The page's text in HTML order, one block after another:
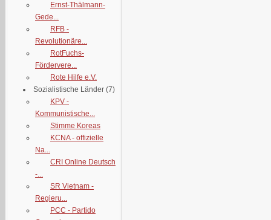
Ernst-Thälmann-
Gede...
RFB -
Revolutionäre...
RotFuchs-
Fördervere...
Rote Hilfe e.V.
Sozialistische Länder (7)
KPV -
Kommunistische...
Stimme Koreas
KCNA - offizielle
Na...
CRI Online Deutsch
-...
SR Vietnam -
Regieru...
PCC - Partido